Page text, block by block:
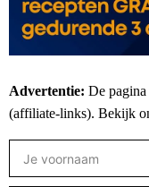
Advertentie: De
(affiliate-links). Bekijk